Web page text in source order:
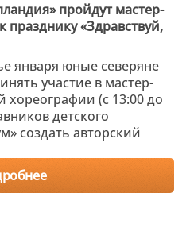
пройдут мастер-
празднику «Здравствуй,
января юные северяне
участие в мастер-
хореографии (с 13:00 до
детского
создать авторский